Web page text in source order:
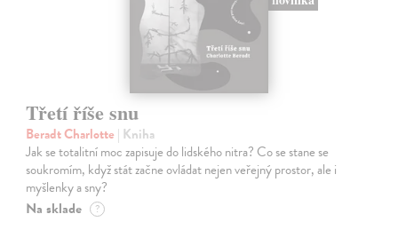
Třetí říše snu
Beradt Charlotte | Kniha
Jak se totalitní moc zapisuje do lidského nitra? Co se stane se
soukromím, když stát začne ovládat nejen veřejný prostor, ale i
myšlenky a sny?
Na sklade ?